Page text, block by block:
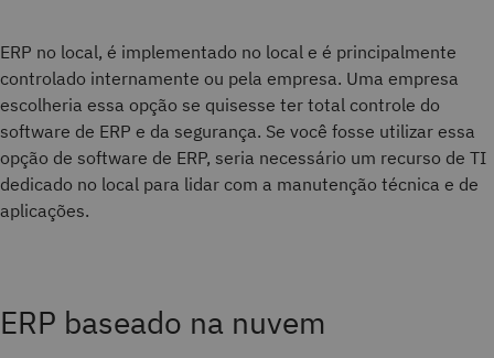
ERP no local, é implementado no local e é principalmente
controlado internamente ou pela empresa. Uma empresa
escolheria essa opção se quisesse ter total controle do
software de ERP e da segurança. Se você fosse utilizar essa
opção de software de ERP, seria necessário um recurso de TI
dedicado no local para lidar com a manutenção técnica e de
aplicações.
ERP baseado na nuvem